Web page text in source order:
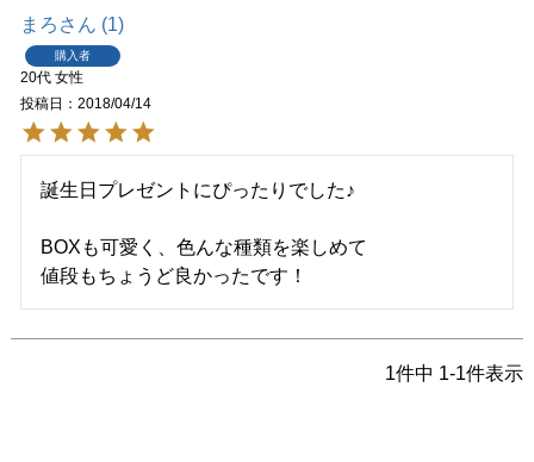
まろ 1
購入者
20代 女性
投稿日
2018/04/14
誕生日プレゼントにぴったりでした♪
BOXも可愛く、色んな種類を楽しめて
値段もちょうど良かったです！
1件中 1-1件表示